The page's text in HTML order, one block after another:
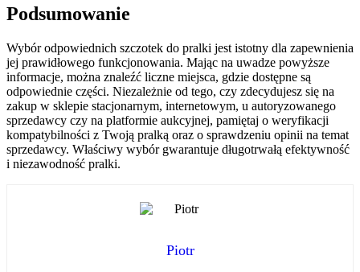
Podsumowanie
Wybór odpowiednich szczotek do pralki jest istotny dla zapewnienia
jej prawidłowego funkcjonowania. Mając na uwadze powyższe
informacje, można znaleźć liczne miejsca, gdzie dostępne są
odpowiednie części. Niezależnie od tego, czy zdecydujesz się na
zakup w sklepie stacjonarnym, internetowym, u autoryzowanego
sprzedawcy czy na platformie aukcyjnej, pamiętaj o weryfikacji
kompatybilności z Twoją pralką oraz o sprawdzeniu opinii na temat
sprzedawcy. Właściwy wybór gwarantuje długotrwałą efektywność
i niezawodność pralki.
Piotr